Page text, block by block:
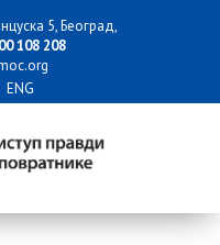
5, Београд,
108 208
ENG